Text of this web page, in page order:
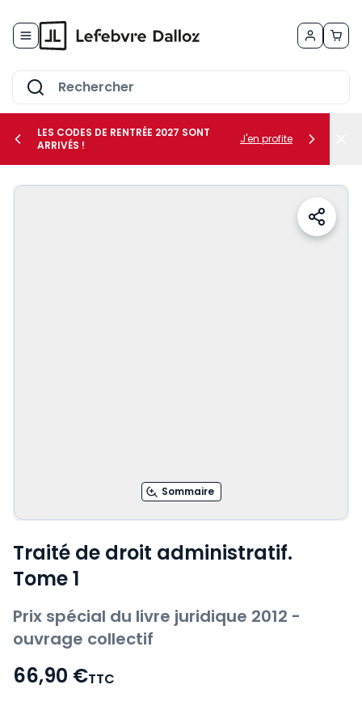
le sous-menu Vos métiers
LES CODES DE RENTRÉE 2027 SONT
ARRIVÉS !
J'en profite
Sommaire
Traité de droit administratif.
Tome 1
Prix spécial du livre juridique 2012 -
ouvrage collectif
66,90 €TTC